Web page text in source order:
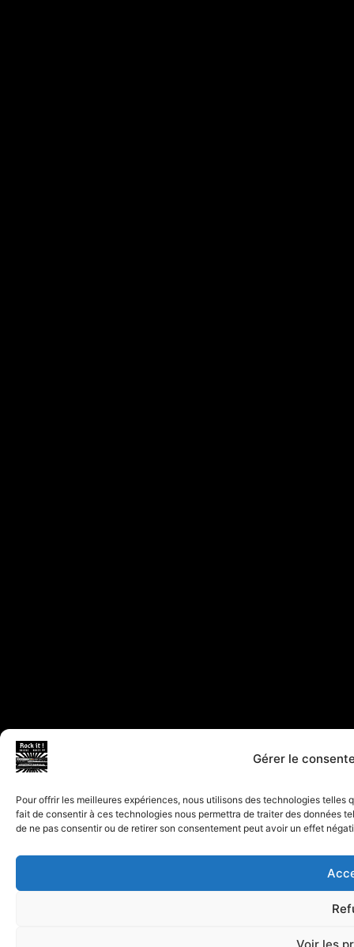
Gérer le
Pour offrir les meilleures expériences, nous utilisons des technologies
fait de consentir à ces technologies nous permettra de traiter des données
de ne pas consentir ou de retirer son consentement peut avoir un effet
Voir les